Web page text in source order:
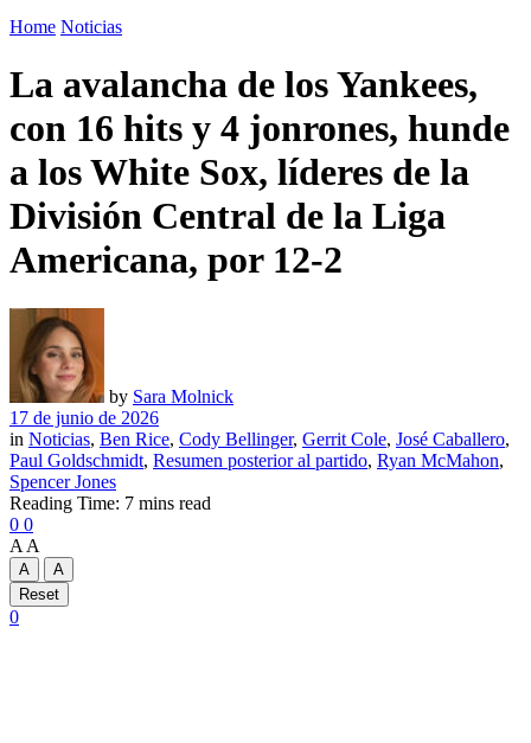
Home Noticias
La avalancha de los Yankees,
con 16 hits y 4 jonrones, hunde
a los White Sox, líderes de la
División Central de la Liga
Americana, por 12-2
by Sara Molnick
17 de junio de 2026
in Noticias, Ben Rice, Cody Bellinger, Gerrit Cole, José Caballero,
Paul Goldschmidt, Resumen posterior al partido, Ryan McMahon,
Spencer Jones
Reading Time: 7 mins read
0 0
A A
A
A
Reset
0